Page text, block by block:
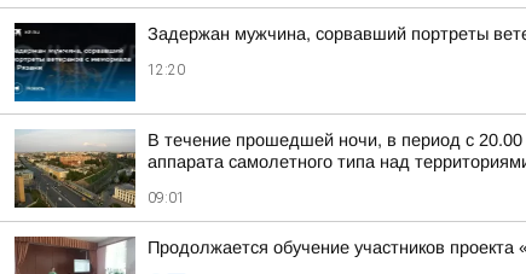
Задержан мужчина, сорвавший портреты
12:20
В течение прошедшей ночи, в период с 20.00
аппарата самолетного типа над
09:01
Продолжается обучение участников